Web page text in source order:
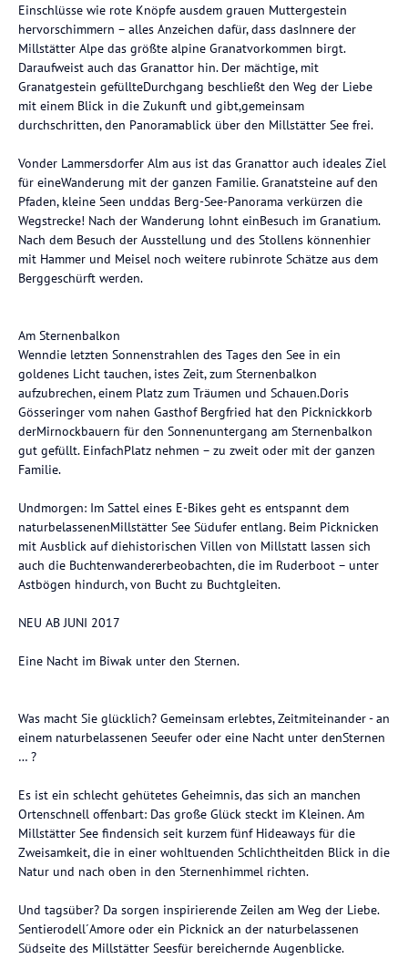
Einschlüsse wie rote Knöpfe ausdem grauen Muttergestein
hervorschimmern – alles Anzeichen dafür, dass dasInnere der
Millstätter Alpe das größte alpine Granatvorkommen birgt.
Daraufweist auch das Granattor hin. Der mächtige, mit
Granatgestein gefüllteDurchgang beschließt den Weg der Liebe
mit einem Blick in die Zukunft und gibt,gemeinsam
durchschritten, den Panoramablick über den Millstätter See frei.
Vonder Lammersdorfer Alm aus ist das Granattor auch ideales Ziel
für eineWanderung mit der ganzen Familie. Granatsteine auf den
Pfaden, kleine Seen unddas Berg-See-Panorama verkürzen die
Wegstrecke! Nach der Wanderung lohnt einBesuch im Granatium.
Nach dem Besuch der Ausstellung und des Stollens könnenhier
mit Hammer und Meisel noch weitere rubinrote Schätze aus dem
Berggeschürft werden.
Am Sternenbalkon
Wenndie letzten Sonnenstrahlen des Tages den See in ein
goldenes Licht tauchen, istes Zeit, zum Sternenbalkon
aufzubrechen, einem Platz zum Träumen und Schauen.Doris
Gösseringer vom nahen Gasthof Bergfried hat den Picknickkorb
derMirnockbauern für den Sonnenuntergang am Sternenbalkon
gut gefüllt. EinfachPlatz nehmen – zu zweit oder mit der ganzen
Familie.
Undmorgen: Im Sattel eines E-Bikes geht es entspannt dem
naturbelassenenMillstätter See Südufer entlang. Beim Picknicken
mit Ausblick auf diehistorischen Villen von Millstatt lassen sich
auch die Buchtenwandererbeobachten, die im Ruderboot – unter
Astbögen hindurch, von Bucht zu Buchtgleiten.
NEU AB JUNI 2017
Eine Nacht im Biwak unter den Sternen.
Was macht Sie glücklich? Gemeinsam erlebtes, Zeitmiteinander - an
einem naturbelassenen Seeufer oder eine Nacht unter denSternen
… ?
Es ist ein schlecht gehütetes Geheimnis, das sich an manchen
Ortenschnell offenbart: Das große Glück steckt im Kleinen. Am
Millstätter See findensich seit kurzem fünf Hideaways für die
Zweisamkeit, die in einer wohltuenden Schlichtheitden Blick in die
Natur und nach oben in den Sternenhimmel richten.
Und tagsüber? Da sorgen inspirierende Zeilen am Weg der Liebe.
Sentierodell´Amore oder ein Picknick an der naturbelassenen
Südseite des Millstätter Seesfür bereichernde Augenblicke.